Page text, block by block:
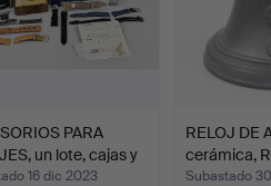
PARA
un lote, cajas y
16 dic 2023
RELOJ DE
cerámica,
Subastado